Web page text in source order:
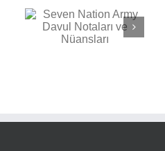
Back in Black Davul
Notaları ve Nüansları